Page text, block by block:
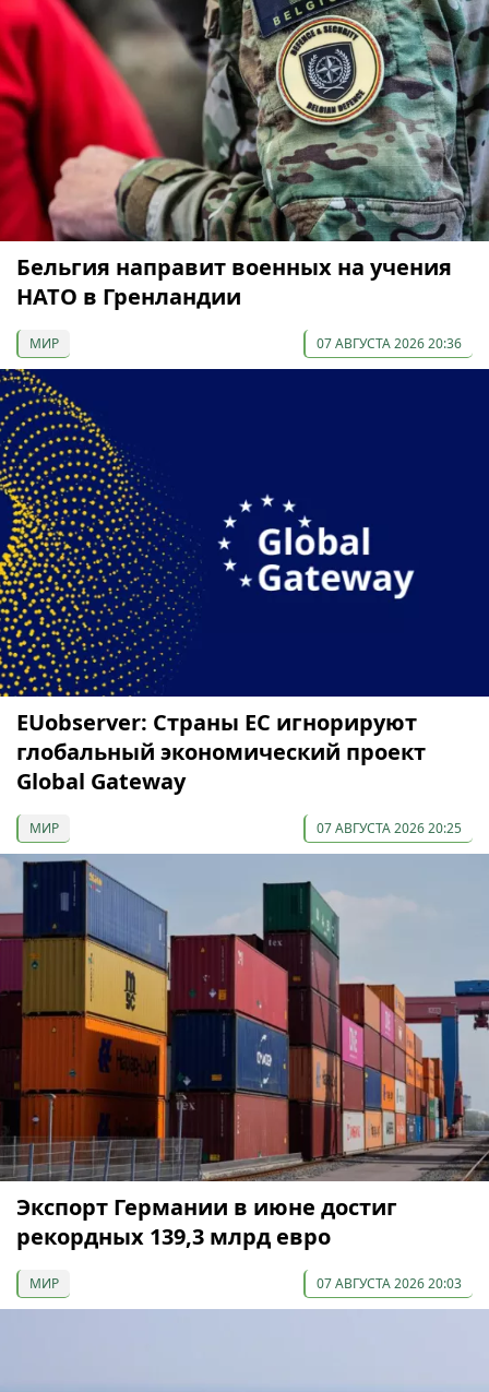
Бельгия направит военных на учения
НАТО в Гренландии
МИР 07 АВГУСТА 2026 20:36
EUobserver: Страны ЕС игнорируют
глобальный экономический проект
Global Gateway
МИР 07 АВГУСТА 2026 20:25
Экспорт Германии в июне достиг
рекордных 139,3 млрд евро
МИР 07 АВГУСТА 2026 20:03